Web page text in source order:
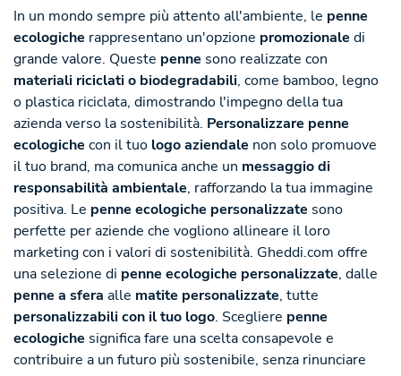
In un mondo sempre più attento all'ambiente, le penne
ecologiche rappresentano un'opzione promozionale di
grande valore. Queste penne sono realizzate con
materiali riciclati o biodegradabili, come bamboo, legno
o plastica riciclata, dimostrando l'impegno della tua
azienda verso la sostenibilità. Personalizzare penne
ecologiche con il tuo logo aziendale non solo promuove
il tuo brand, ma comunica anche un messaggio di
responsabilità ambientale, rafforzando la tua immagine
positiva. Le penne ecologiche personalizzate sono
perfette per aziende che vogliono allineare il loro
marketing con i valori di sostenibilità. Gheddi.com offre
una selezione di penne ecologiche personalizzate, dalle
penne a sfera alle matite personalizzate, tutte
personalizzabili con il tuo logo. Scegliere penne
ecologiche significa fare una scelta consapevole e
contribuire a un futuro più sostenibile, senza rinunciare